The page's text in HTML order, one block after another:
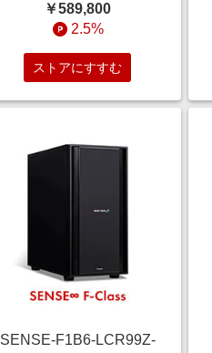
￥589,800
2.5%
ストアにすすむ
SENSE-F1B6-LCR99Z-